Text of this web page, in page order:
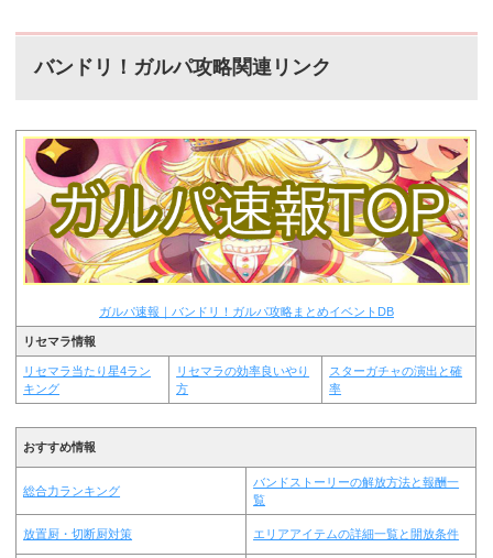
バンドリ！ガルパ攻略関連リンク
ガルパ速報｜バンドリ！ガルパ攻略まとめイベントDB
リセマラ情報
リセマラ当たり星4ラン
キング
リセマラの効率良いやり
方
スターガチャの演出と確
率
おすすめ情報
総合力ランキング
バンドストーリーの解放方法と報酬一
覧
放置厨・切断厨対策 エリアアイテムの詳細一覧と開放条件